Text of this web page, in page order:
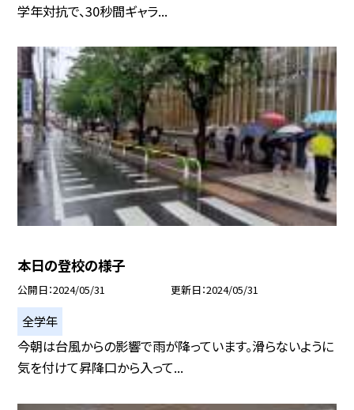
学年対抗で、30秒間ギャラ...
本日の登校の様子
公開日 2024/05/31 更新日 2024/05/31
全学年
今朝は台風からの影響で雨が降っています。滑らないように
気を付けて昇降口から入って...